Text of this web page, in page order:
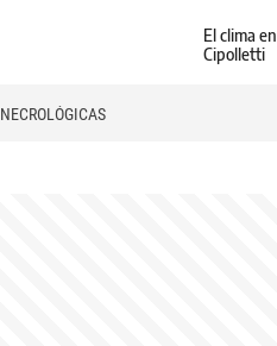
El clima en
Cipolletti
NECROLÓGICAS